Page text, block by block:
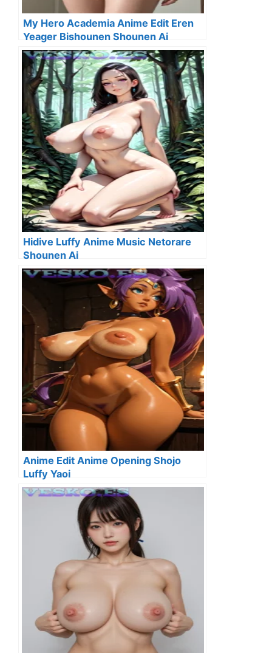
My Hero Academia Anime Edit Eren
Yeager Bishounen Shounen Ai
Hidive Luffy Anime Music Netorare
Shounen Ai
Anime Edit Anime Opening Shojo
Luffy Yaoi